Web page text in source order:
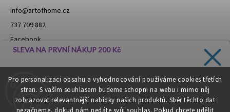
Pro personalizaci obsahu a vyhodnocování používáme cookies třetích
stran. S vaším souhlasem budeme schopni na webu i mimo něj
zobrazovat relevantnější nabídky našich produktů. Sběr těchto dat
info@artofhome.cz
737 709 882
Facebook
Instagram
Moje objednávka - odstoupení od smlouvy
SLEVA NA PRVNÍ NÁKUP 200 Kč
slevách přímo do vaší schránky!